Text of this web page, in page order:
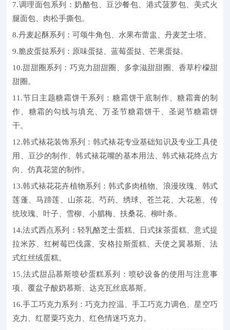
7.调理面包系列：奶酪包、豆沙餐包、港式菠萝包、美式火
腿面包、肉松手撕包。
8.丹麦起酥系列：可颂牛角包、水果布蕾盅、丹麦芝士塔。
9.脆皮蛋挞系列：原味蛋挞、蓝莓蛋挞、芒果蛋挞。
10.甜甜圈系列：巧克力甜甜圈、多拿滋甜甜圈、香草柠檬甜
甜圈。
11.节日主题糖霜饼干系列：糖霜饼干底制作、糖霜膏的制
作、糖霜的勾线与填充、万圣节糖霜饼干、圣诞节糖霜饼
干。
12.韩式裱花装饰系列：韩式裱花专业基础知识及专业工具使
用、豆沙的制作、韩式裱花嘴的基本用法、韩式裱花终点方
向、仿真花篮的制作。
13.韩式裱花花卉植物系列：韩式多肉植物、浪漫玫瑰、韩式
莲蓬、马蹄莲、山茶花、芍药、绣球、苍兰花、大花葱、传
统玫瑰、叶子、雪柳、小腊梅、扶桑花、柳叶条。
14.法式西点系列：轻乳酪芝士蛋糕、日式抹茶蛋糕、意式提
拉米苏、红树莓巴伐露、安格拉斯蛋糕、天使之翼慕斯、法
式红丝绒蛋糕。
15.法式甜品慕斯喷砂蛋糕系列：喷砂设备的使用与注意事
项、覆盆子酸奶慕斯、达克瓦丝底慕斯。
16.手工巧克力系列：巧克力控温、手工巧克力调色、星空巧
克力、红罂粟巧克力、红色情迷巧克力。